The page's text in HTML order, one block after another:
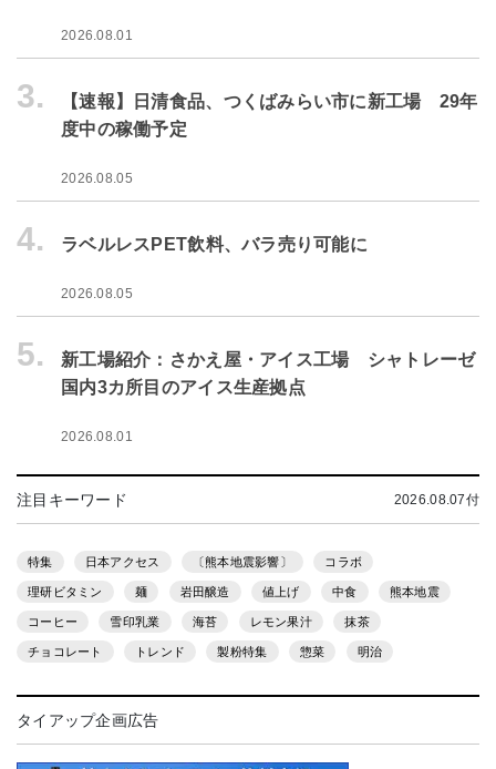
2026.08.01
3.
【速報】日清食品、つくばみらい市に新工場 29年
度中の稼働予定
2026.08.05
4. ラベルレスPET飲料、バラ売り可能に
2026.08.05
5.
新工場紹介：さかえ屋・アイス工場 シャトレーゼ
国内3カ所目のアイス生産拠点
2026.08.01
注目キーワード 2026.08.07付
特集 日本アクセス 〔熊本地震影響〕 コラボ
理研ビタミン 麺 岩田醸造 値上げ 中食 熊本地震
コーヒー 雪印乳業 海苔 レモン果汁 抹茶
チョコレート トレンド 製粉特集 惣菜 明治
タイアップ企画広告